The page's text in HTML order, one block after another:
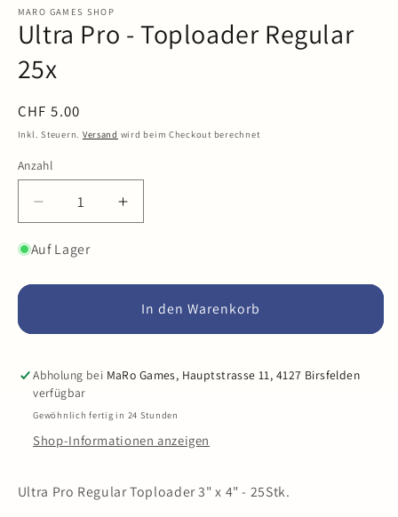
in
Modal
öffnen
MARO GAMES SHOP
Ultra Pro - Toploader Regular
25x
Normaler
Preis
CHF 5.00
Inkl. Steuern. Versand wird beim Checkout berechnet
Anzahl
Anzahl
Verringere
die
Menge
Ultra
Regular
25x
Erhöhe
die
Ultra
Pro
25x
Auf Lager
In den Warenkorb
Abholung bei MaRo Games, Hauptstrasse 11, 4127 Birsfelden
verfügbar
Gewöhnlich fertig in 24 Stunden
Shop-Informationen anzeigen
Ultra Pro Regular Toploader 3" x 4" - 25Stk.